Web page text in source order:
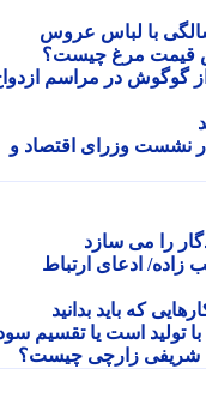
مرغ چیست؟
در مراسم ازدواج
وزرای اقتصاد و
را می سازد
ادعای ارتباط
باید بدانید
است یا تقسیم سود؟
زارچی چیست؟